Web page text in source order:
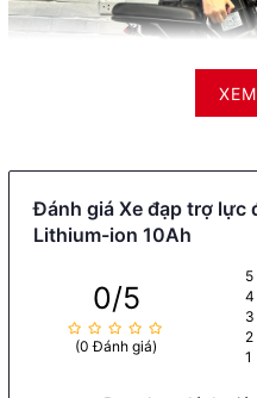
Điều đầu tiên mà bạn sẽ
C14 chính là thiết kế
thước gấp gọn chỉ 73cm
dễ dàng được lưu trữ
Đánh giá Xe đạp trợ lực
Lithium-ion 10Ah
0/5
(0 Đánh giá)
5
4
3
2
1